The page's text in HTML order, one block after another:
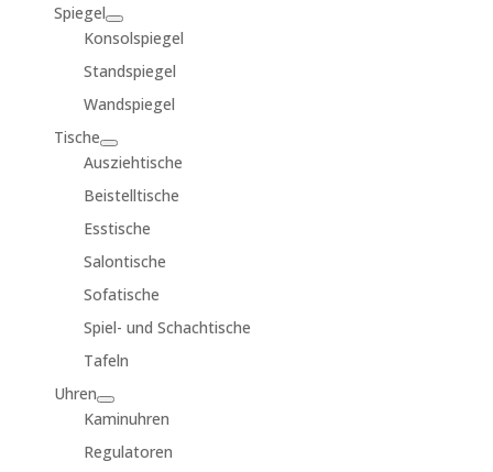
Spiegel
Konsolspiegel
Standspiegel
Wandspiegel
Tische
Ausziehtische
Beistelltische
Esstische
Salontische
Sofatische
Spiel- und Schachtische
Tafeln
Uhren
Kaminuhren
Regulatoren